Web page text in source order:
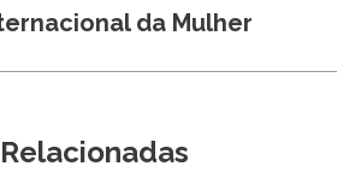
Próximoda Mulher